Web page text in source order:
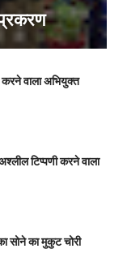
प्रकरण
वाला अभियुक्त
टिप्पणी करने वाला
सोने का मुकुट चोरी